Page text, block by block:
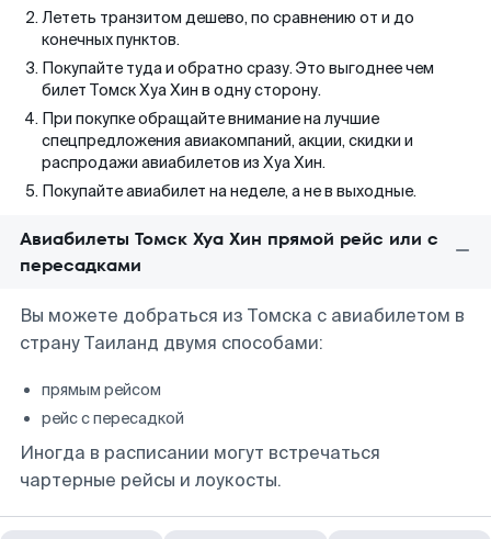
Лететь транзитом дешево, по сравнению от и до
конечных пунктов.
Покупайте туда и обратно сразу. Это выгоднее чем
билет Томск Хуа Хин в одну сторону.
При покупке обращайте внимание на лучшие
спецпредложения авиакомпаний, акции, скидки и
распродажи авиабилетов из Хуа Хин.
Покупайте авиабилет на неделе, а не в выходные.
Авиабилеты Томск Хуа Хин прямой рейс или с
пересадками
Вы можете добраться из Томска с авиабилетом в
страну Таиланд двумя способами:
прямым рейсом
рейс с пересадкой
Иногда в расписании могут встречаться
чартерные рейсы и лоукосты.